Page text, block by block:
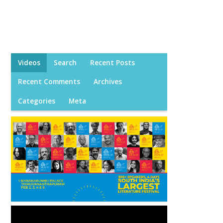
Videos Search Recent Posts
Recent Comments Archives
Categories Meta